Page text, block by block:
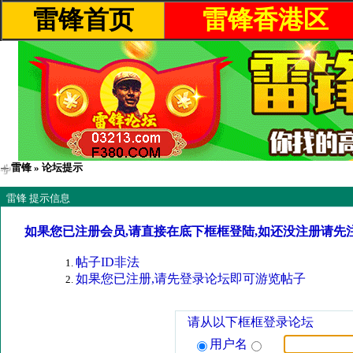
雷锋首页 雷锋香港区
雷锋 » 论坛提示
雷锋 提示信息
如果您已注册会员,请直接在底下框框登陆,如还没注册请先
帖子ID非法
如果您已注册,请先登录论坛即可游览帖子
请从以下框框登录论坛
用户名